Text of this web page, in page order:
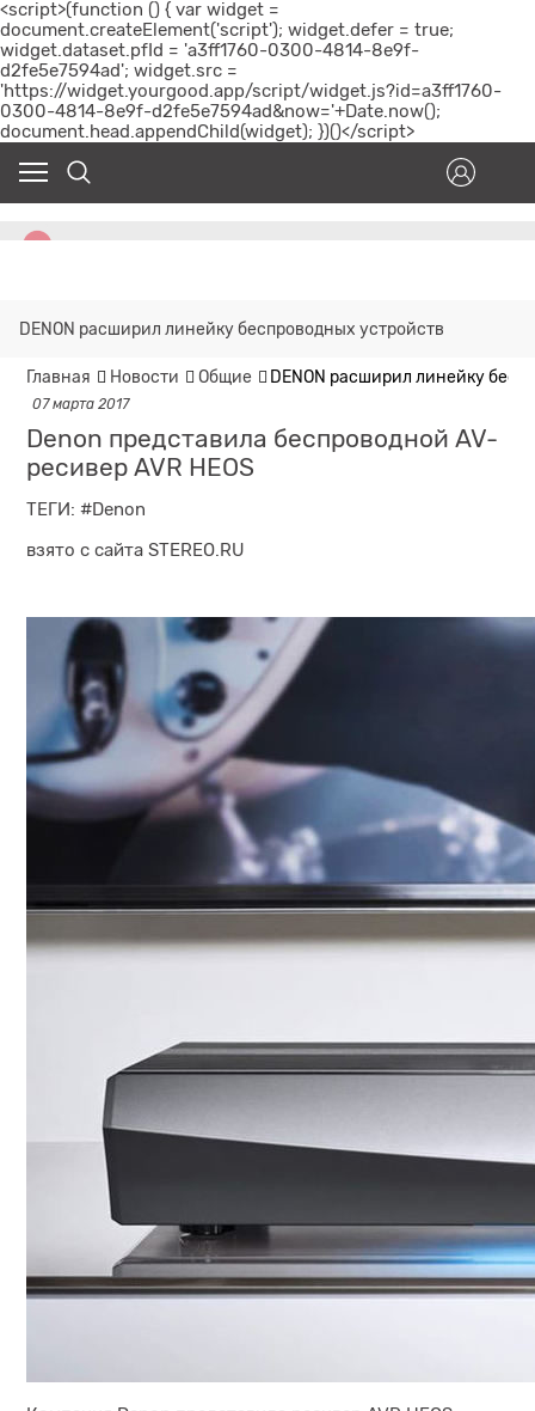
<script>(function () { var widget =
document.createElement('script'); widget.defer = true;
widget.dataset.pfId = 'a3ff1760-0300-4814-8e9f-
d2fe5e7594ad'; widget.src =
'https://widget.yourgood.app/script/widget.js?id=a3ff1760-
0300-4814-8e9f-d2fe5e7594ad&now='+Date.now();
document.head.appendChild(widget); })()</script>
DENON расширил линейку беспроводных устройств
Главная Новости Общие DENON расширил линейку
07 марта 2017
Denon представила беспроводной AV-
ресивер AVR HEOS
ТЕГИ: #Denon
взято с сайта STEREO.RU